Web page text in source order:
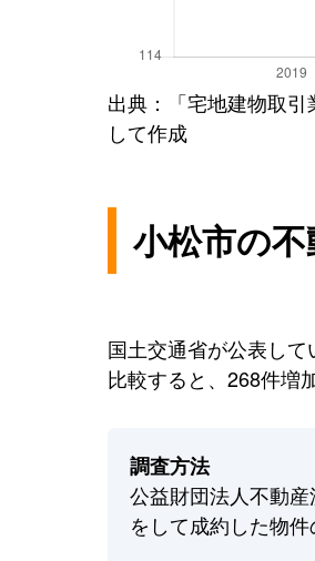
出典：「宅地建物取
して作成
小松市の
国土交通省が公表し
比較すると、268件増
調査方法
公益財団法人不動
をして成約した物